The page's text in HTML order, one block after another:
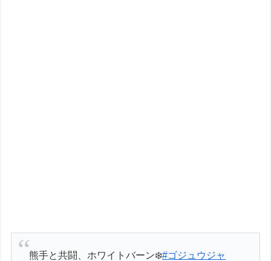
熊手と共闘、ホワイトバーン‍❄️#ゴジュウジャ